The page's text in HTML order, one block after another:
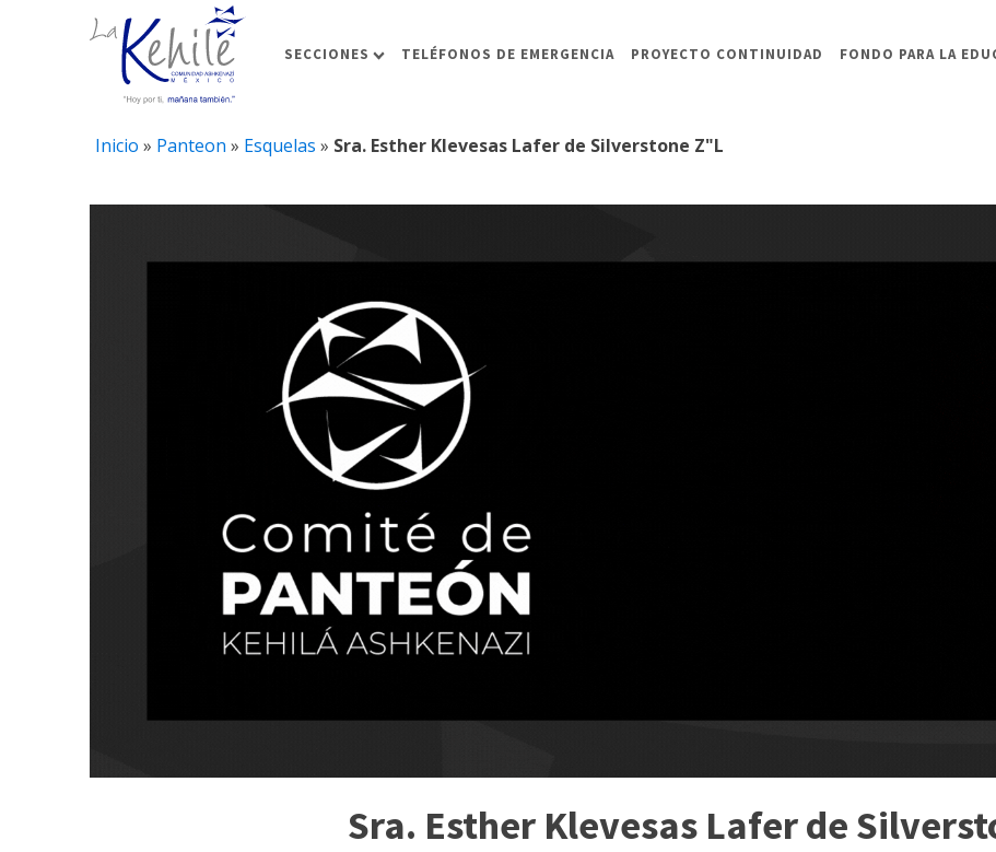
SECCIONES TELÉFONOS DE EMERGENCIA PROYECTO CONTINUIDAD FONDO PARA LA
Inicio » Panteon » Esquelas » Sra. Esther Klevesas Lafer de Silverstone Z"L
Sra. Esther Klevesas Lafer de